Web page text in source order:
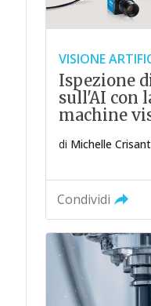
VISIONE
Ispezione
sull'AI con
machine
di Michelle
Condividi